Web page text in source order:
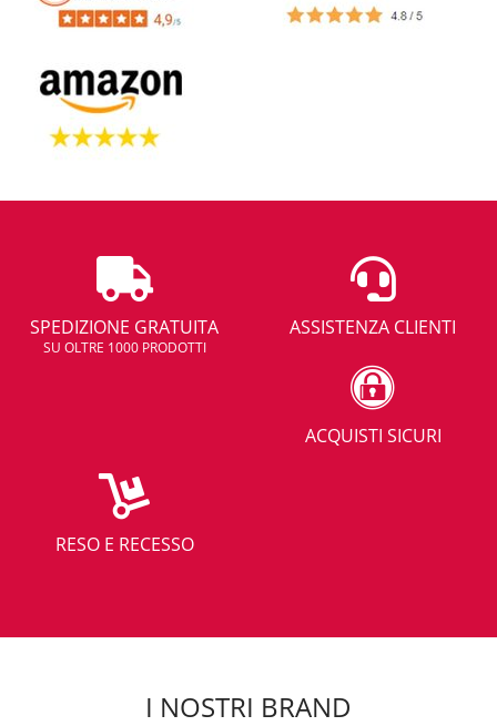
SPEDIZIONE GRATUITA
SU OLTRE 1000 PRODOTTI
ASSISTENZA CLIENTI
ACQUISTI SICURI
RESO E RECESSO
I NOSTRI BRAND